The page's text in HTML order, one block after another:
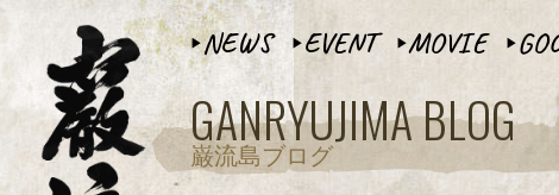
▶︎NEWS ▶︎ EVENT ▶︎MOVIE ▶︎
GANRYUJIMA BLOG
巌流島ブログ